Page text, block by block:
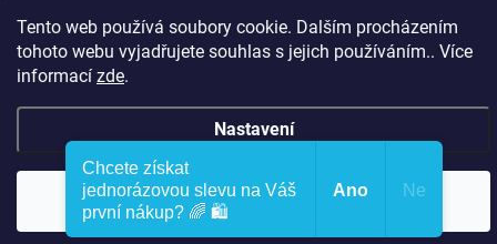
Tento web používá soubory cookie. Dalším procházením
tohoto webu vyjadřujete souhlas s jejich používáním.. Více
informací zde.
Nastavení
Souhlasím
Vytvořil Shoptet Premium
Chcete získat
jednorázovou slevu na Váš
první nákup? 🌈 🛍️
Ano Ne